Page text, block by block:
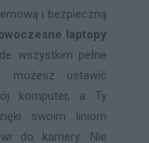
i bezpieczną
laptopy
wszystkim pełne
możesz ustawić
komputer, a Ty
swoim liniom
do kamery. Nie